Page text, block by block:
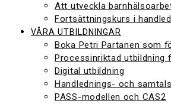
Att utveckla
Fortsättningskurs i
VÅRA UTBILDNINGAR
Boka Petri Partanen som
Processinriktad utbildning
Digital utbildning
Handlednings- och
PASS-modellen och CAS2